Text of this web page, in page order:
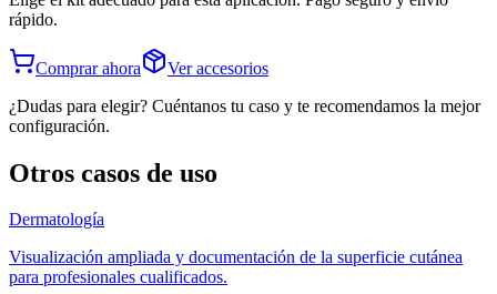
rápido.
Comprar ahora
Ver accesorios
¿Dudas para elegir? Cuéntanos tu caso y te recomendamos la mejor
configuración.
Otros casos de uso
Dermatología
Visualización ampliada y documentación de la superficie cutánea
para profesionales cualificados.